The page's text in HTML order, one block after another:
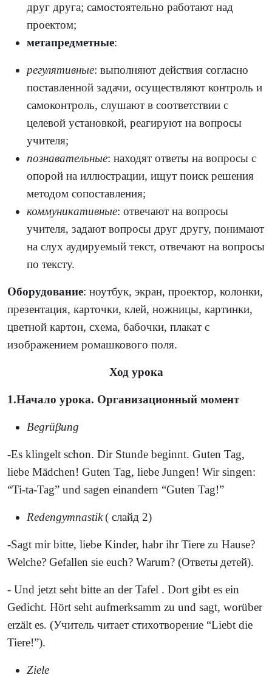
друг друга; самостоятельно работают над
проектом;
метапредметные:
регулятивные: выполняют действия согласно
поставленной задачи, осуществляют контроль и
самоконтроль, слушают в соответствии с
целевой установкой, реагируют на вопросы
учителя;
познавательные: находят ответы на вопросы с
опорой на иллюстрации, ищут поиск решения
методом сопоставления;
коммуникативные: отвечают на вопросы
учителя, задают вопросы друг другу, понимают
на слух аудируемый текст, отвечают на вопросы
по тексту.
Оборудование: ноутбук, экран, проектор, колонки,
презентация, карточки, клей, ножницы, картинки,
цветной картон, схема, бабочки, плакат с
изображением ромашкового поля.
Ход урока
1.Начало урока. Организационный момент
Begrüβung
-Es klingelt schon. Dir Stunde beginnt. Guten Tag,
liebe Mädchen! Guten Tag, liebe Jungen! Wir singen:
“Ti-ta-Tag” und sagen einandern “Guten Tag!”
Redengymnastik( слайд 2)
-Sagt mir bitte, liebe Kinder, habr ihr Tiere zu Hause?
Welche? Gefallen sie euch? Warum? (Ответы детей).
- Und jetzt seht bitte an der Tafel . Dort gibt es ein
Gedicht. Hört seht aufmerksamm zu und sagt, worüber
erzält es. (Учитель читает стихотворение “Liebt die
Tiere!”).
Ziele